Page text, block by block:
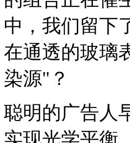
中，我们留下
在通透的玻璃
染源"？
聪明的广告人